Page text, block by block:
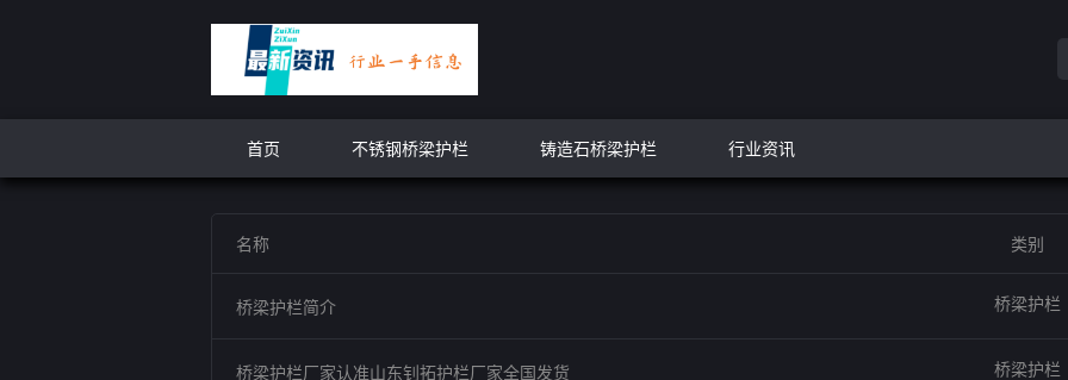
首页 不锈钢桥梁护栏 铸造石桥梁护栏 行业资讯
名称 类别
桥梁护栏简介 桥梁护栏
桥梁护栏厂家认准山东钊拓护栏厂家全国发货 桥梁护栏